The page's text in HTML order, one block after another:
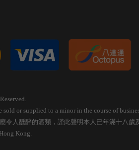
or supplied to a minor in the course of
人醺醉的酒類，謹此聲明本人已年滿十八歲
Kong.